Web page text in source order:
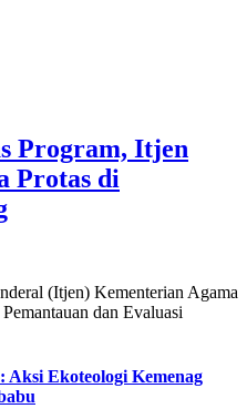
Program, Itjen
Protas di
(Itjen) Kementerian Agama
dan Evaluasi
Aksi Ekoteologi Kemenag